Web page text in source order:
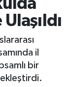
il
bir